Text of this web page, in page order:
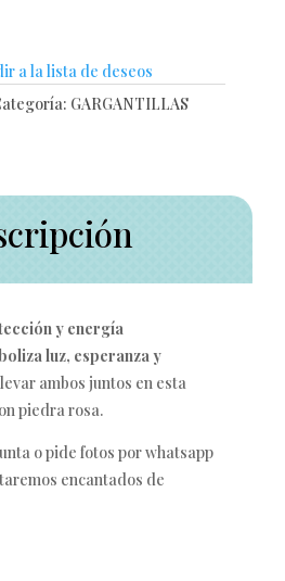
a la lista de deseos
GARGANTILLAS
y energía
luz, esperanza y
ambos juntos en esta
piedra rosa.
o pide fotos por whatsapp
encantados de